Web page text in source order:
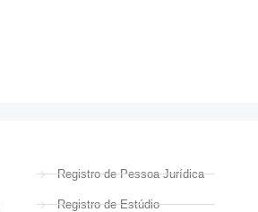
Registro de Pessoa Jurídica
Registro de Estúdio